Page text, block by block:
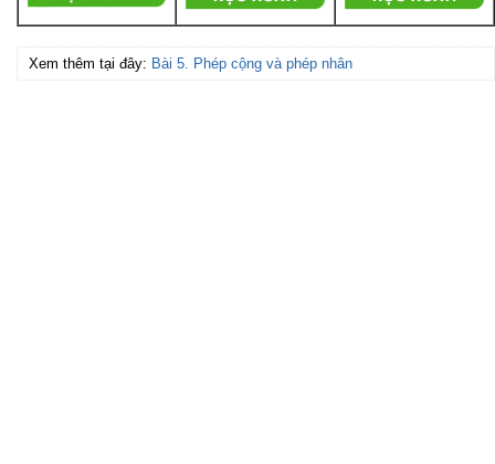
Xem thêm tại đây: Bài 5. Phép cộng và phép nhân